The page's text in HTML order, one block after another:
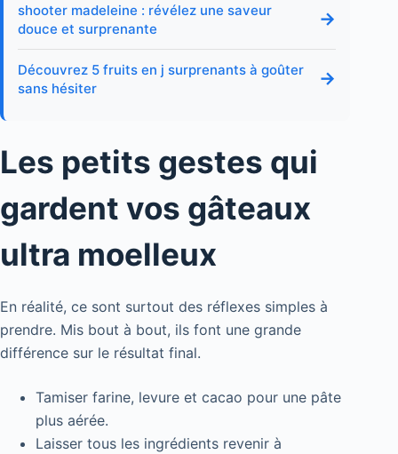
shooter madeleine : révélez une saveur
douce et surprenante
→
Découvrez 5 fruits en j surprenants à goûter
sans hésiter
→
Les petits gestes qui
gardent vos gâteaux
ultra moelleux
En réalité, ce sont surtout des réflexes simples à
prendre. Mis bout à bout, ils font une grande
différence sur le résultat final.
Tamiser farine, levure et cacao pour une pâte
plus aérée.
Laisser tous les ingrédients revenir à